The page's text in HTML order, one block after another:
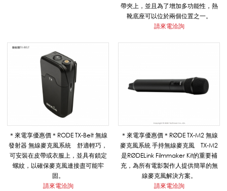
音
教
帶夾上，並且為了增加多功能性，熱
靴底座可以位於兩個位置之一。
請來電洽詢
＊來電享優惠價＊RODE TX-Belt 無線
發射器 無線麥克風系統 舒適輕巧，
可安裝在皮帶或衣服上，並具有鎖定
螺紋，以確保麥克風連接盡可能牢
固。
請來電洽詢
＊來電享優惠價＊RØDE TX-M2 無線
麥克風系統 手持無線麥克風 TX-M2
是RØDELink Filmmaker Kit的重要補
充，為所有電影製作人提供簡單的無
線麥克風解決方案。
請來電洽詢